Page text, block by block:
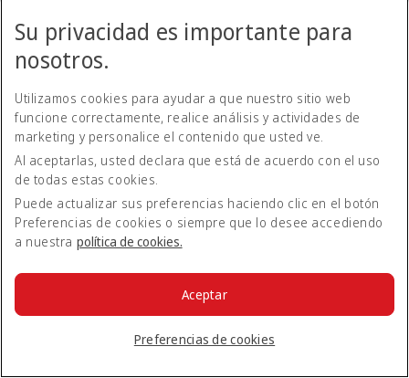
Todos los temas de preguntas frecuentes
Acerca de Emirates
Alteraciones de viaje
Móvil y app de Emirates
Nuestros otros productos
Preparación del viaje
Herramientas y recursos
Su experiencia a bordo
Reservar con Emirates
Cancelar o cambiar una reserva
Business Rewards de Emirates
Nuestra red y códigos compartidos
Asistencia y solicitudes especiales
formada por modelos antiguos y nuevos de A380, A350 y B777.
Su privacidad es importante para
nosotros.
Utilizamos cookies para ayudar a que nuestro sitio web
funcione correctamente, realice análisis y actividades de
marketing y personalice el contenido que usted ve.
Al aceptarlas, usted declara que está de acuerdo con el uso
de todas estas cookies.
Puede actualizar sus preferencias haciendo clic en el botón
Preferencias de cookies o siempre que lo desee accediendo
a nuestra política de cookies.
Preferencias de cookies
Aceptar